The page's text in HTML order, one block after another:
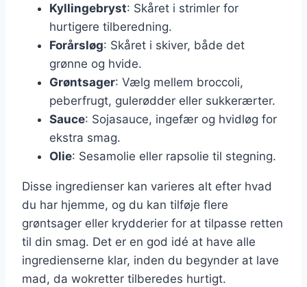
Kyllingebryst: Skåret i strimler for
hurtigere tilberedning.
Forårsløg: Skåret i skiver, både det
grønne og hvide.
Grøntsager: Vælg mellem broccoli,
peberfrugt, gulerødder eller sukkerærter.
Sauce: Sojasauce, ingefær og hvidløg for
ekstra smag.
Olie: Sesamolie eller rapsolie til stegning.
Disse ingredienser kan varieres alt efter hvad
du har hjemme, og du kan tilføje flere
grøntsager eller krydderier for at tilpasse retten
til din smag. Det er en god idé at have alle
ingredienserne klar, inden du begynder at lave
mad, da wokretter tilberedes hurtigt.